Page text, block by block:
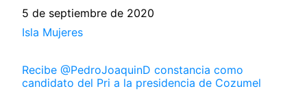
Fecha
5 de septiembre de 2020
Respecto a
Isla Mujeres
Recibe @PedroJoaquinD constancia como
candidato del Pri a la presidencia de Cozumel